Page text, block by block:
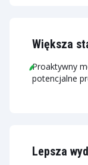
Większa
Proaktywny
potencjalne
Lepsza